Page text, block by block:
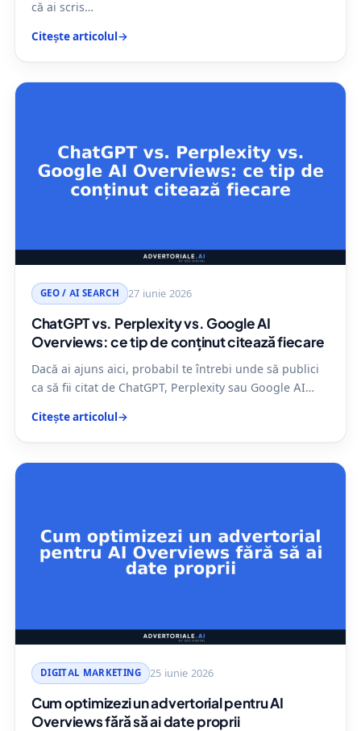
că ai scris…
Citește articolul →
GEO / AI SEARCH 27 iunie 2026
ChatGPT vs. Perplexity vs. Google AI
Overviews: ce tip de conținut citează fiecare
Dacă ai ajuns aici, probabil te întrebi unde să publici
ca să fii citat de ChatGPT, Perplexity sau Google AI…
Citește articolul→
DIGITAL MARKETING 25 iunie 2026
Cum optimizezi un advertorial pentru AI
Overviews fără să ai date proprii